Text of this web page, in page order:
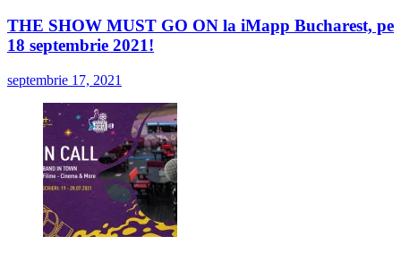
THE SHOW MUST GO ON la iMapp Bucharest, pe
18 septembrie 2021!
septembrie 17, 2021